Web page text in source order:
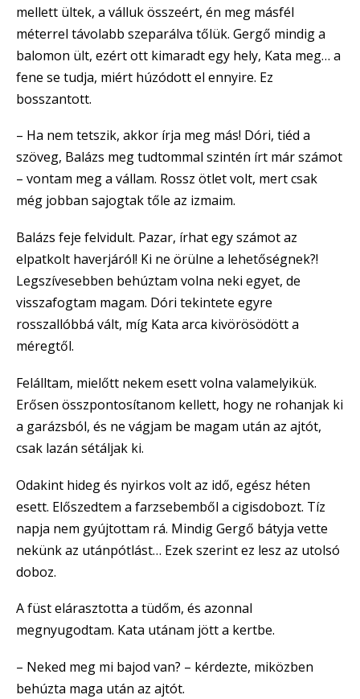
mellett ültek, a válluk összeért, én meg másfél
méterrel távolabb szeparálva tőlük. Gergő mindig a
balomon ült, ezért ott kimaradt egy hely, Kata meg… a
fene se tudja, miért húzódott el ennyire. Ez
bosszantott.
– Ha nem tetszik, akkor írja meg más! Dóri, tiéd a
szöveg, Balázs meg tudtommal szintén írt már számot
– vontam meg a vállam. Rossz ötlet volt, mert csak
még jobban sajogtak tőle az izmaim.
Balázs feje felvidult. Pazar, írhat egy számot az
elpatkolt haverjáról! Ki ne örülne a lehetőségnek?!
Legszívesebben behúztam volna neki egyet, de
visszafogtam magam. Dóri tekintete egyre
rosszallóbbá vált, míg Kata arca kivörösödött a
méregtől.
Felálltam, mielőtt nekem esett volna valamelyikük.
Erősen összpontosítanom kellett, hogy ne rohanjak ki
a garázsból, és ne vágjam be magam után az ajtót,
csak lazán sétáljak ki.
Odakint hideg és nyirkos volt az idő, egész héten
esett. Előszedtem a farzsebemből a cigisdobozt. Tíz
napja nem gyújtottam rá. Mindig Gergő bátyja vette
nekünk az utánpótlást… Ezek szerint ez lesz az utolsó
doboz.
A füst elárasztotta a tüdőm, és azonnal
megnyugodtam. Kata utánam jött a kertbe.
– Neked meg mi bajod van? – kérdezte, miközben
behúzta maga után az ajtót.